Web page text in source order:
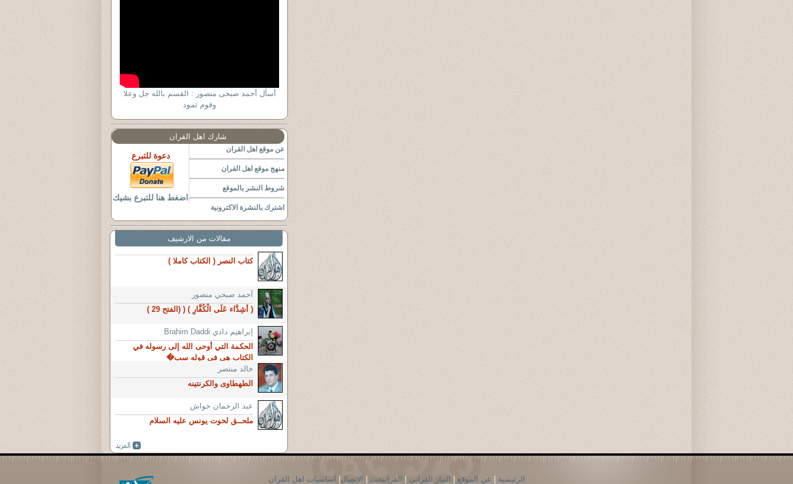
أسأل أحمد صبحى منصور : القسم بالله جل وعلا
وقوم ثمود
شارك اهل القران
عن موقع اهل القران
منهج موقع اهل القران
شروط النشر بالموقع
اشترك بالنشرة الاكترونية
دعوة للتبرع
اضغط هنا للتبرع بشيك
مقالات من الارشيف
كتاب النصر ( الكتاب كاملا )
آحمد صبحي منصور
( أَشِدَّاء عَلَى الْكُفَّارِ ) ( (الفتح 29 )
إبراهيم دادي Brahim Daddi
الحكمة التي أوحى الله إلى رسوله في
الكتاب هي في قوله سب�
خالد منتصر
الطهطاوى والكرنتينه
عبد الرحمان حواش
ملحــق لحوت يونس عليه السلام
الرئيسية عن الموقع التيار القراني القرانبحث الاتصال اساسيات اهل القران